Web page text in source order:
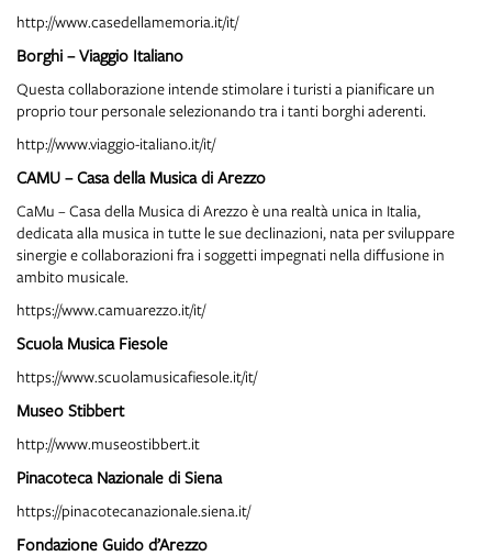
http://www.casedellamemoria.it/it/
Borghi – Viaggio Italiano
Questa collaborazione intende stimolare i turisti a pianificare un
proprio tour personale selezionando tra i tanti borghi aderenti.
http://www.viaggio-italiano.it/it/
CAMU – Casa della Musica di Arezzo
CaMu – Casa della Musica di Arezzo è una realtà unica in Italia,
dedicata alla musica in tutte le sue declinazioni, nata per sviluppare
sinergie e collaborazioni fra i soggetti impegnati nella diffusione in
ambito musicale.
https://www.camuarezzo.it/it/
Scuola Musica Fiesole
https://www.scuolamusicafiesole.it/it/
Museo Stibbert
http://www.museostibbert.it
Pinacoteca Nazionale di Siena
https://pinacotecanazionale.siena.it/
Fondazione Guido d’Arezzo